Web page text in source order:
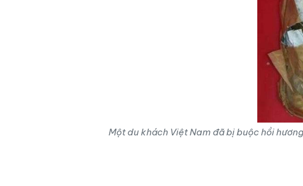
Một du khách Việt Nam đã bị buộc hồi